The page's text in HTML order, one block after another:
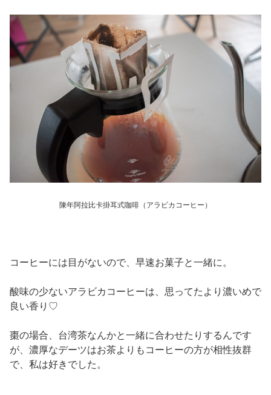
陳年阿拉比卡掛耳式咖啡（アラビカコーヒー）
コーヒーには目がないので、早速お菓子と一緒に。
酸味の少ないアラビカコーヒーは、思ってたより濃いめで
良い香り♡
棗の場合、台湾茶なんかと一緒に合わせたりするんです
が、濃厚なデーツはお茶よりもコーヒーの方が相性抜群
で、私は好きでした。